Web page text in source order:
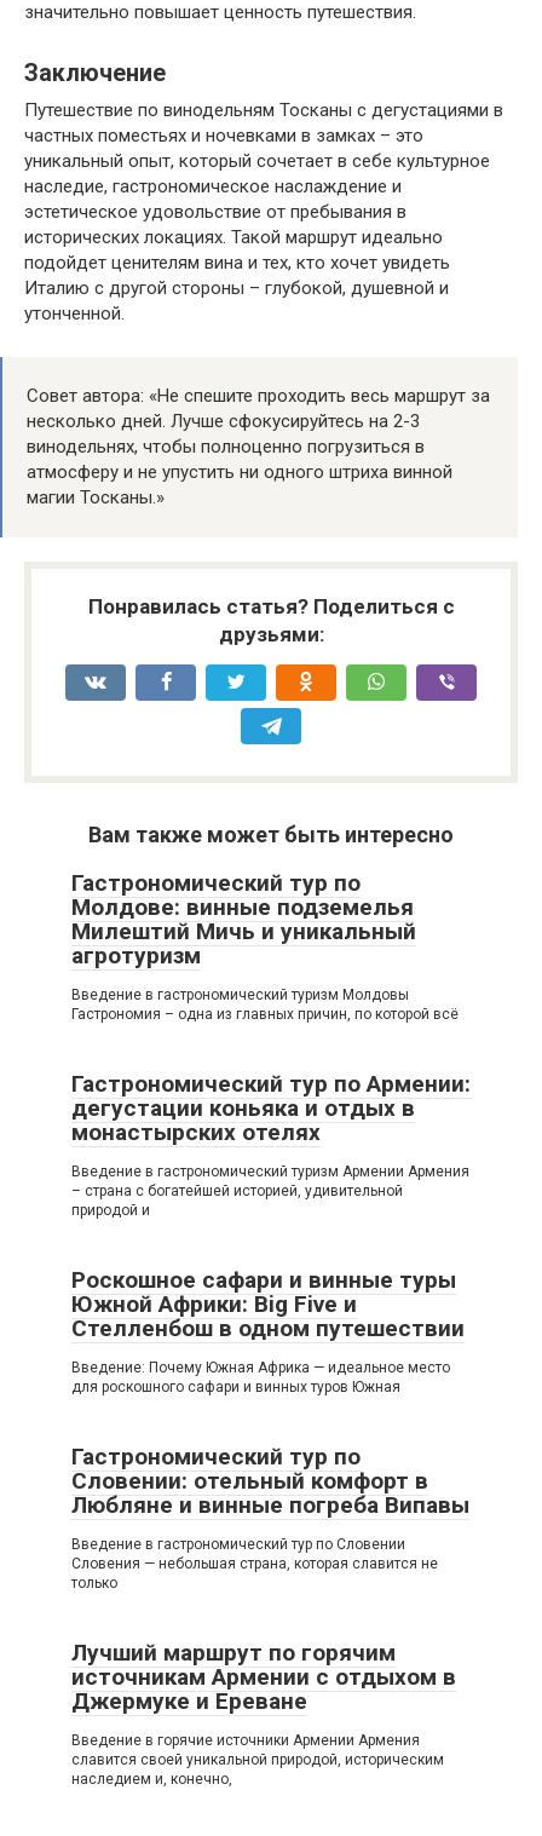
значительно повышает ценность путешествия.
Заключение
Путешествие по винодельням Тосканы с дегустациями в
частных поместьях и ночевками в замках – это
уникальный опыт, который сочетает в себе культурное
наследие, гастрономическое наслаждение и
эстетическое удовольствие от пребывания в
исторических локациях. Такой маршрут идеально
подойдет ценителям вина и тех, кто хочет увидеть
Италию с другой стороны – глубокой, душевной и
утонченной.
Совет автора: «Не спешите проходить весь маршрут за
несколько дней. Лучше сфокусируйтесь на 2-3
винодельнях, чтобы полноценно погрузиться в
атмосферу и не упустить ни одного штриха винной
магии Тосканы.»
Понравилась статья? Поделиться с
друзьями:
Вам также может быть интересно
Гастрономический тур по
Молдове: винные подземелья
Милештий Мичь и уникальный
агротуризм
Введение в гастрономический туризм Молдовы
Гастрономия – одна из главных причин, по которой всё
Гастрономический тур по Армении:
дегустации коньяка и отдых в
монастырских отелях
Введение в гастрономический туризм Армении Армения
– страна с богатейшей историей, удивительной
природой и
Роскошное сафари и винные туры
Южной Африки: Big Five и
Стелленбош в одном путешествии
Введение: Почему Южная Африка — идеальное место
для роскошного сафари и винных туров Южная
Гастрономический тур по
Словении: отельный комфорт в
Любляне и винные погреба Випавы
Введение в гастрономический тур по Словении
Словения — небольшая страна, которая славится не
только
Лучший маршрут по горячим
источникам Армении с отдыхом в
Джермуке и Ереване
Введение в горячие источники Армении Армения
славится своей уникальной природой, историческим
наследием и, конечно,